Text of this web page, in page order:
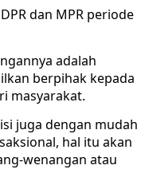
dan MPR periode
adalah
berpihak kepada
masyarakat.
juga dengan mudah
hal itu akan
wenangan atau